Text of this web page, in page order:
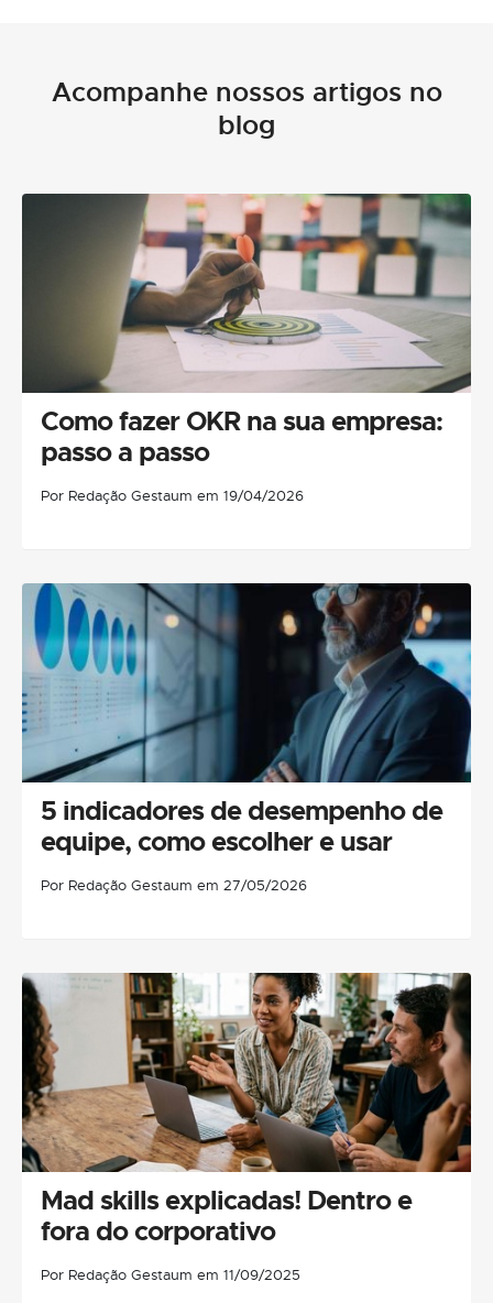
Acompanhe nossos artigos no
blog
Como fazer OKR na sua empresa:
passo a passo
Por Redação Gestaum em 19/04/2026
5 indicadores de desempenho de
equipe, como escolher e usar
Por Redação Gestaum em 27/05/2026
Mad skills explicadas! Dentro e
fora do corporativo
Por Redação Gestaum em 11/09/2025